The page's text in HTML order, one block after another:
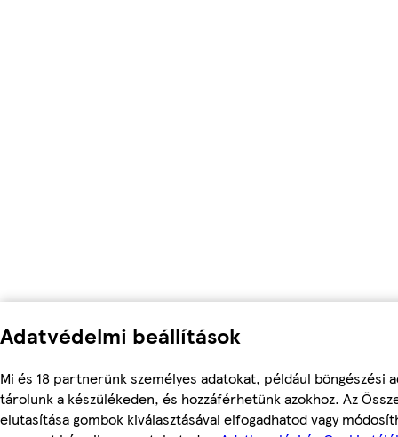
Adatvédelmi beállítások
Mi és 18 partnerünk személyes adatokat, például böngészési
tárolunk a készülékeden, és hozzáférhetünk azokhoz. Az
elutasítása gombok kiválasztásával elfogadhatod vagy